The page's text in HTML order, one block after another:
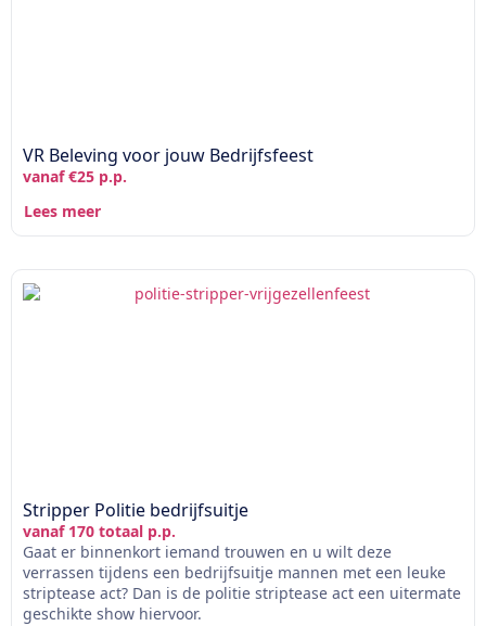
VR Beleving voor jouw Bedrijfsfeest
vanaf €25 p.p.
Lees meer
Stripper Politie bedrijfsuitje
vanaf 170 totaal p.p.
Gaat er binnenkort iemand trouwen en u wilt deze
verrassen tijdens een bedrijfsuitje mannen met een leuke
striptease act? Dan is de politie striptease act een uitermate
geschikte show hiervoor.